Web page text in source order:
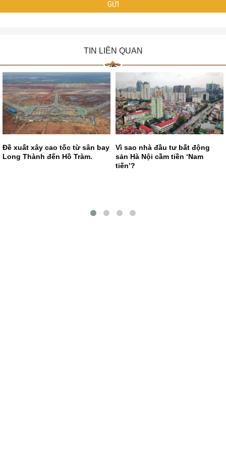
TIN LIÊN QUAN
Đề xuất xây cao tốc từ sân bay
Long Thành đến Hồ Tràm.
Vì sao nhà đầu tư bất động
sản Hà Nội cầm tiền ‘Nam
tiến’?